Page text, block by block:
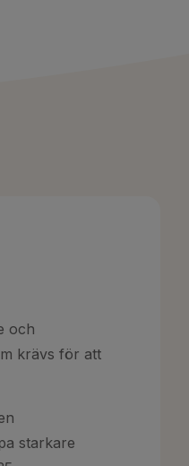
och
krävs för att
starkare